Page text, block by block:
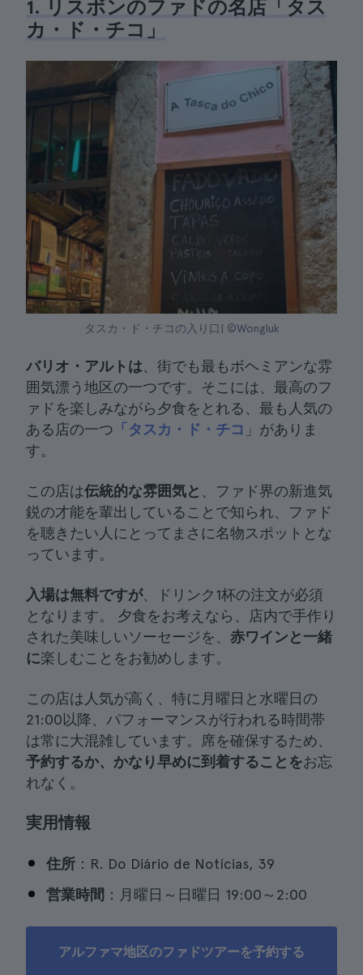
1. リスボンのファドの名店「タス
カ・ド・チコ」
タスカ・ド・チコの入り口| ©Wongluk
バリオ・アルトは 、街でも最もボヘミアンな雰
囲気漂う地区の一つです。そこには、最高のフ
ァドを楽しみながら夕食をとれる、最も人気の
ある店の一つ 「タスカ・ド・チコ 」がありま
す。
この店は伝統的な雰囲気と
、ファド界の新進気
鋭の才能を輩出していることで知られ、ファド
を聴きたい人にとってまさに名物スポットとな
っています。
入場は無料ですが、ドリンク1杯の注文が必須
となります。 夕食をお考えなら、店内で手作り
された美味しいソーセージを、 赤ワインと一緒
に楽しむことをお勧めします。
この店は人気が高く、特に月曜日と水曜日の
21:00以降、パフォーマンスが行われる時間帯
は常に大混雑しています。席を確保するため、
予約するか、かなり早めに到着することをお忘
れなく。
実用情報
住所 ：R. Do Diário de Notícias, 39
営業時間 ：月曜日～日曜日 19:00～2:00
アルファマ地区のファドツアーを予約する